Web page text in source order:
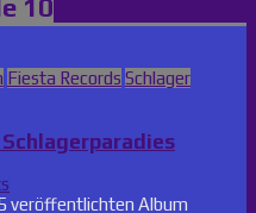
10
Fiesta Records Schlager
Schlagerparadies
veröffentlichten Album